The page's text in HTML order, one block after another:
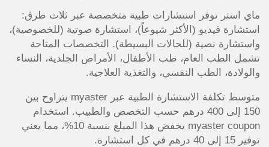
ماي استر توفر استشارات طبية متخصصة عبر ثلاث طرق:
استشارة فيديو (الأكثر شيوعاً)، استشارة صوتية (للخصوصية)،
واستشارة نصية (للحالات البسيطة). التخصصات المتاحة
تشمل الطب العام، طب الأطفال، الأمراض الجلدية، النساء
والولادة، الطب النفسي، والتغذية العلاجية.
متوسط تكلفة الاستشارة الطبية عبر myaster يتراوح بين
150 إلى 400 درهم حسب التخصص والطبيب. استخدام
myaster coupon يخفض هذا المبلغ بنسبة 10%، مما يعني
توفير 15 إلى 40 درهم في كل استشارة.